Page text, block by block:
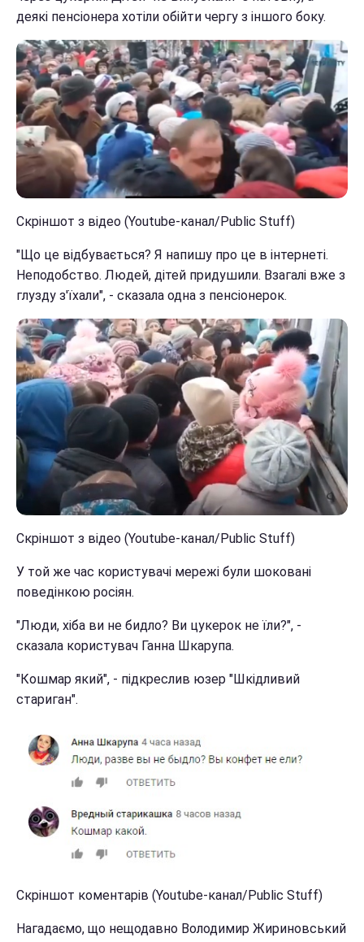
деякі пенсіонера хотіли обійти чергу з іншого боку.
Скріншот з відео (Youtube-канал/Public Stuff)
"Що це відбувається? Я напишу про це в інтернеті.
Неподобство. Людей, дітей придушили. Взагалі вже з
глузду з'їхали", - сказала одна з пенсіонерок.
Скріншот з відео (Youtube-канал/Public Stuff)
У той же час користувачі мережі були шоковані
поведінкою росіян.
"Люди, хіба ви не бидло? Ви цукерок не їли?", -
сказала користувач Ганна Шкарупа.
"Кошмар який", - підкреслив юзер "Шкідливий
стариган".
Скріншот коментарів (Youtube-канал/Public Stuff)
Нагадаємо, що нещодавно Володимир Жириновський